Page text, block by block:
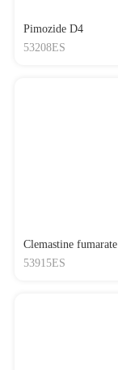
Pimozide D4
53208ES
Clemastine fumarate
53915ES